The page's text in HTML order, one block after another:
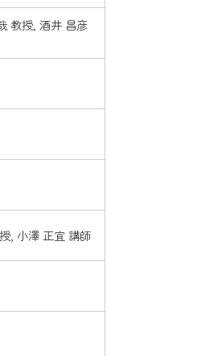
教授, 酒井 昌彦
, 小澤 正宜 講師